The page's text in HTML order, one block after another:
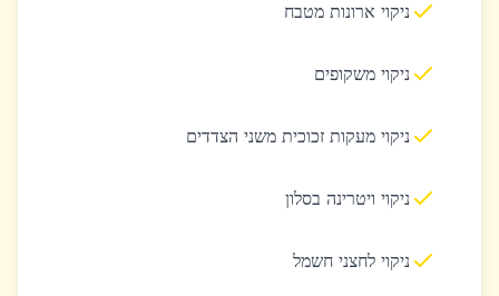
ניקוי ארונות מטבח
ניקוי משקופים
ניקוי מעקות זכוכית משני הצדדים
ניקוי ויטרינה בסלון
ניקוי לחצני חשמל